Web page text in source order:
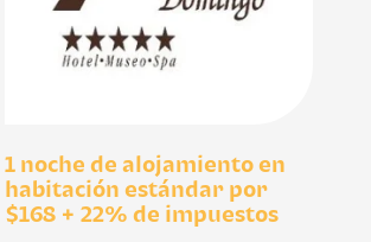
1 noche de alojamiento en
habitación estándar por
$168 + 22% de impuestos